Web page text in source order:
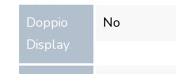
Doppio
Display
No